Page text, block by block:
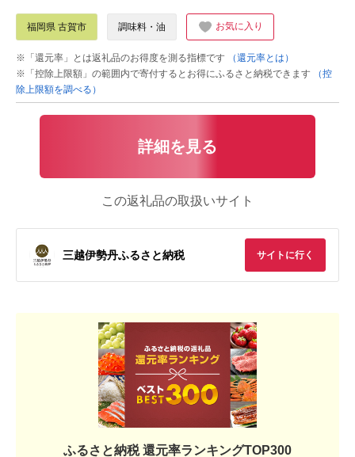
福岡県 古賀市 調味料・油 お気に入り
※「還元率」とは返礼品のお得度を測る指標です
（還元率とは）
※「控除上限額」の範囲内で寄付するとお得にふるさと納税できます
（控
除上限額を調べる）
詳細を見る
この返礼品の取扱いサイト
三越伊勢丹ふるさと納税 サイトに行く
ふるさと納税 還元率ランキングTOP300